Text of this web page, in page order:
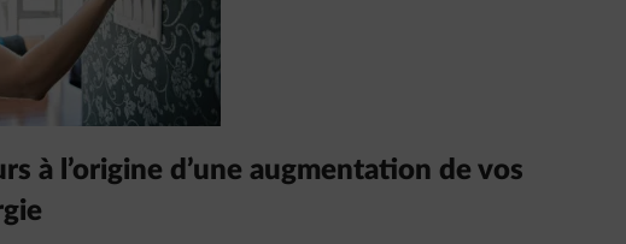
à l’origine d’une augmentation de vos